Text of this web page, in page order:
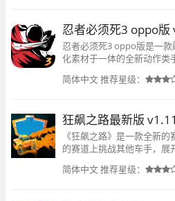
忍者必须死3 oppo
忍者必须死3 oppo版是一
化素材于一体的全新动作类
成的精致流畅的游戏场景，
简体中文推荐星级：
狂飙之路最新版 v1.11
《狂飙之路》是一款全新
的赛道上挑战其他车手，展
简体中文推荐星级：